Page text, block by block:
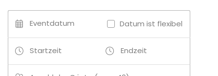
Eventdatum Datum ist flexibel
Startzeit Endzeit